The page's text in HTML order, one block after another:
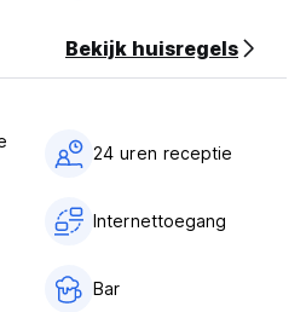
Bekijk huisregels
24 uren receptie
Internettoegang
Bar